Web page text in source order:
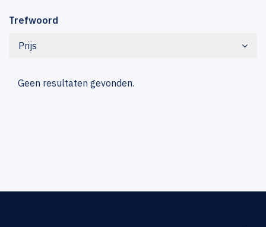
Trefwoord
Prijs
Geen resultaten gevonden.